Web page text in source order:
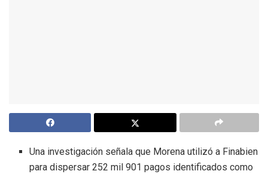
Una investigación señala que Morena utilizó a Finabien
para dispersar 252 mil 901 pagos identificados como